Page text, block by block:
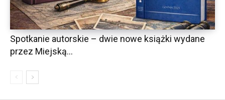
Spotkanie autorskie – dwie nowe książki wydane
przez Miejską...